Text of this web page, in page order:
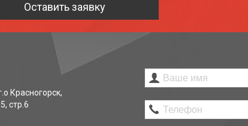
Оставить заявку
Красногорск,
стр.6